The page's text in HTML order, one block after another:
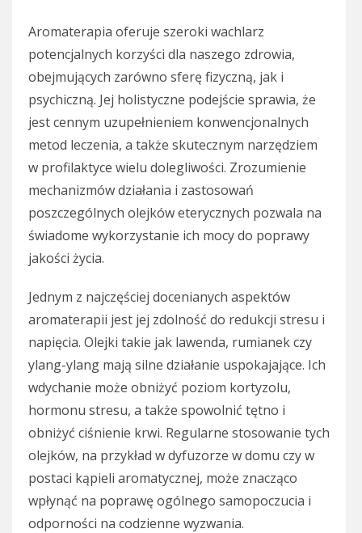
Aromaterapia oferuje szeroki wachlarz
potencjalnych korzyści dla naszego zdrowia,
obejmujących zarówno sferę fizyczną, jak i
psychiczną. Jej holistyczne podejście sprawia, że
jest cennym uzupełnieniem konwencjonalnych
metod leczenia, a także skutecznym narzędziem
w profilaktyce wielu dolegliwości. Zrozumienie
mechanizmów działania i zastosowań
poszczególnych olejków eterycznych pozwala na
świadome wykorzystanie ich mocy do poprawy
jakości życia.
Jednym z najczęściej docenianych aspektów
aromaterapii jest jej zdolność do redukcji stresu i
napięcia. Olejki takie jak lawenda, rumianek czy
ylang-ylang mają silne działanie uspokajające. Ich
wdychanie może obniżyć poziom kortyzolu,
hormonu stresu, a także spowolnić tętno i
obniżyć ciśnienie krwi. Regularne stosowanie tych
olejków, na przykład w dyfuzorze w domu czy w
postaci kąpieli aromatycznej, może znacząco
wpłynąć na poprawę ogólnego samopoczucia i
odporności na codzienne wyzwania.